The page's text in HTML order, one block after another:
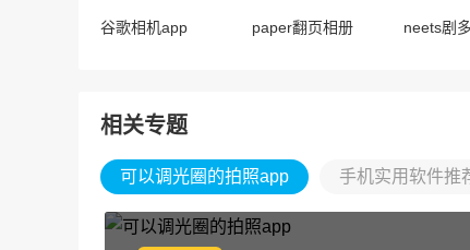
谷歌相机app paper翻页相册 neets剧
相关专题
可以调光圈的拍照app 手机实用软件推